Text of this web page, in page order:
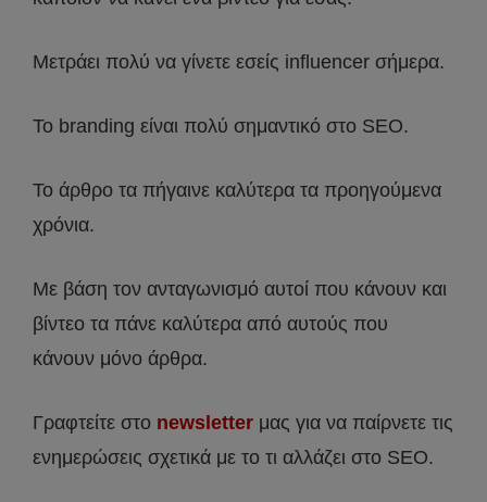
Μετράει πολύ να γίνετε εσείς influencer σήμερα.
Το branding είναι πολύ σημαντικό στο SEO.
Το άρθρο τα πήγαινε καλύτερα τα προηγούμενα
χρόνια.
Με βάση τον ανταγωνισμό αυτοί που κάνουν και
βίντεο τα πάνε καλύτερα από αυτούς που
κάνουν μόνο άρθρα.
Γραφτείτε στο newsletter μας για να παίρνετε τις
ενημερώσεις σχετικά με το τι αλλάζει στο SEO.